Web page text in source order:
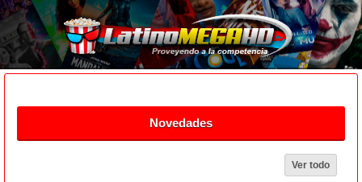
Novedades
Ver todo